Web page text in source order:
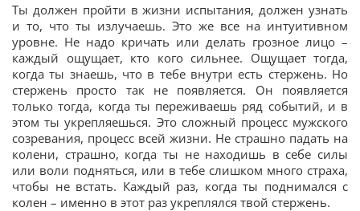
Ты должен пройти в жизни испытания, должен узнать
и то, что ты излучаешь. Это же все на интуитивном
уровне. Не надо кричать или делать грозное лицо –
каждый ощущает, кто кого сильнее. Ощущает тогда,
когда ты знаешь, что в тебе внутри есть стержень. Но
стержень просто так не появляется. Он появляется
только тогда, когда ты переживаешь ряд событий, и в
этом ты укрепляешься. Это сложный процесс мужского
созревания, процесс всей жизни. Не страшно падать на
колени, страшно, когда ты не находишь в себе силы
или воли подняться, или в тебе слишком много страха,
чтобы не встать. Каждый раз, когда ты поднимался с
колен – именно в этот раз укреплялся твой стержень.